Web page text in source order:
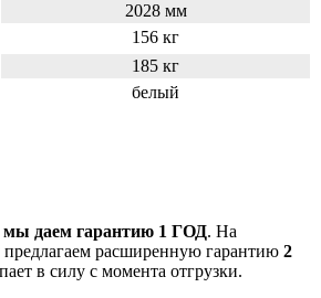
2028 мм
156 кг
185 кг
белый
мы даем гарантию 1 ГОД. На
расширенную гарантию 2
в силу с момента отгрузки.